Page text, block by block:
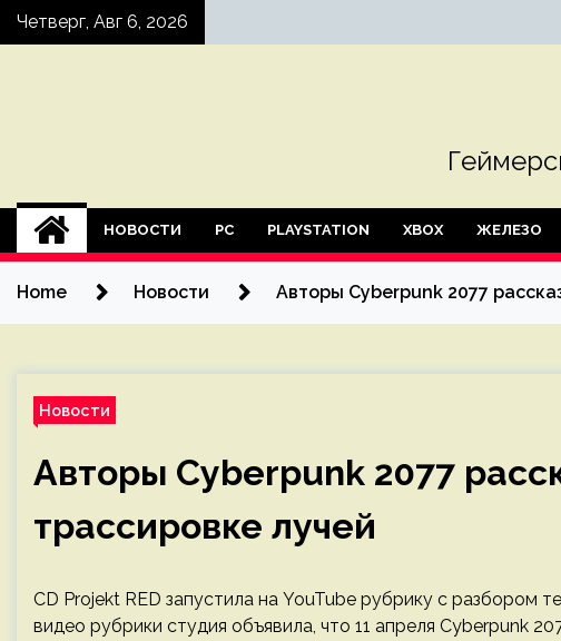
SkipЧетверг, Авг 6, 2026
НОВОСТИ PC PLAYSTATION XBOX ЖЕЛЕЗО
Home Новости Авторы Cyberpunk 2077
Новости
Авторы Cyberpunk 2077
трассировке лучей
CD Projekt RED запустила на YouTube рубрику с разбором
видео рубрики студия объявила, что 11 апреля Cyberpunk